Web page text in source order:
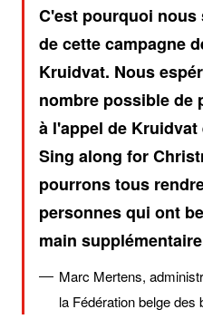
C'est pourquoi nous
de cette campagne
Kruidvat. Nous
nombre possible de
à l'appel de
Sing along for
pourrons tous
personnes qui ont
main
Marc Mertens,
la Fédération belge des